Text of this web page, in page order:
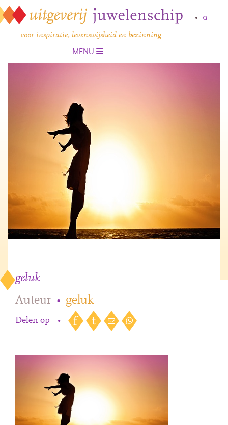
…voor inspiratie, levenswijsheid en bezinning
MENU
geluk
Auteur • geluk
Delen op •